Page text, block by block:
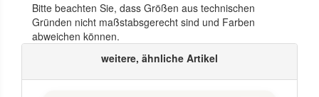
Bitte beachten Sie, dass Größen aus technischen
Gründen nicht maßstabsgerecht sind und Farben
abweichen können.
weitere, ähnliche Artikel